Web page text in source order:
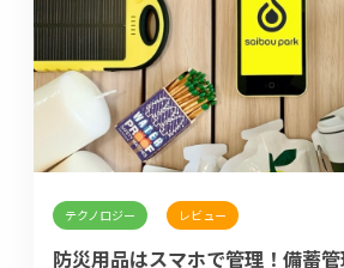
テクノロジー レビュー
防災用品はスマホで管理！備蓄